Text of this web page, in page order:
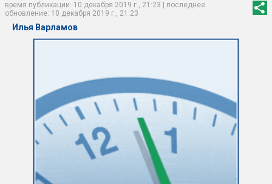
время публикации: 10 декабря 2019 г., 21:23 | последнее
обновление: 10 декабря 2019 г., 21:23
Илья Варламов